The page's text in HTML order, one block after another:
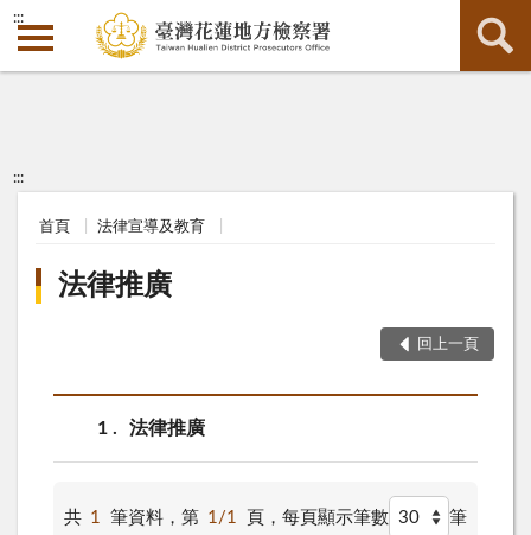
:::
:::
首頁 法律宣導及教育
法律推廣
回上一頁
1 法律推廣
共 1 筆資料，第 1/1 頁， 每頁顯示筆數 筆